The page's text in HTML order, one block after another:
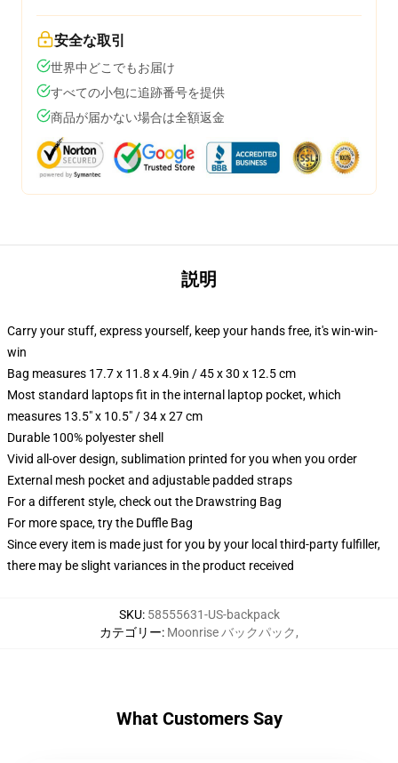
安全な取引
世界中どこでもお届け
すべての小包に追跡番号を提供
商品が届かない場合は全額返金
説明
Carry your stuff, express yourself, keep your hands free, it's win-win-
win
Bag measures 17.7 x 11.8 x 4.9in / 45 x 30 x 12.5 cm
Most standard laptops fit in the internal laptop pocket, which
measures 13.5" x 10.5" / 34 x 27 cm
Durable 100% polyester shell
Vivid all-over design, sublimation printed for you when you order
External mesh pocket and adjustable padded straps
For a different style, check out the Drawstring Bag
For more space, try the Duffle Bag
Since every item is made just for you by your local third-party fulfiller,
there may be slight variances in the product received
SKU: 58555631-US-backpack
カテゴリー: Moonrise バックパック,
What Customers Say